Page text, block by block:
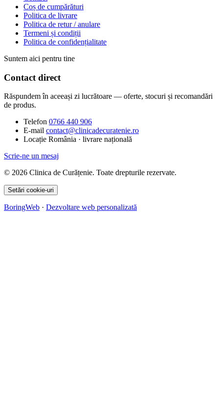
Coș de cumpărături
Politica de livrare
Politica de retur / anulare
Termeni și condiții
Politica de confidențialitate
Suntem aici pentru tine
Contact direct
Răspundem în aceeași zi lucrătoare — oferte, stocuri și recomandări
de produs.
Telefon 0766 440 906
E-mail contact@clinicadecuratenie.ro
Locație România · livrare națională
Scrie-ne un mesaj
© 2026 Clinica de Curățenie. Toate drepturile rezervate.
Setări cookie-uri
BoringWeb · Dezvoltare web personalizată